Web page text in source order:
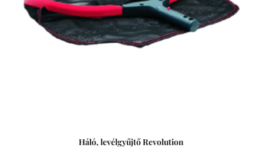
Háló, levélgyűjtő Revolution